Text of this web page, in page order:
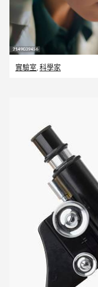
實驗室 科學家